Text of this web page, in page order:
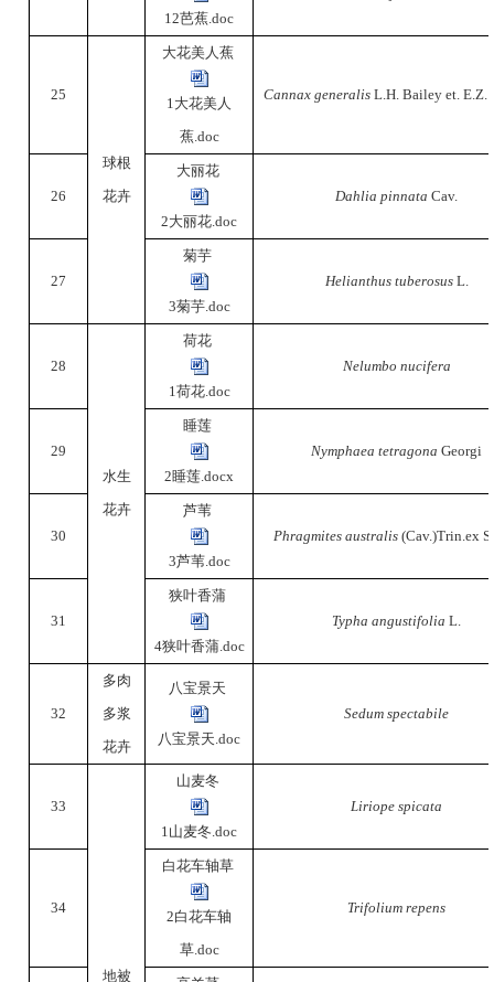
12芭蕉.doc
25
球根
花卉
大花美人蕉
1大花美人
蕉.doc
Cannax generalis L.H. Bailey et. E.Z.
26
大丽花
2大丽花.doc
Dahlia pinnata Cav.
27
菊芋
3菊芋.doc
Helianthus tuberosusL.
28
水生
花卉
荷花
1荷花.doc
Nelumbo nucifera
29
睡莲
2睡莲.docx
Nymphaea tetragona Georgi
30
芦苇
3芦苇.doc
Phragmites australis (Cav.)Trin.ex
31
狭叶香蒲
4狭叶香蒲.doc
Typha angustifolia L.
32
多肉
多浆
花卉
八宝景天
八宝景天.doc
Sedum spectabile
33
地被
山麦冬
1山麦冬.doc
Liriope spicata
34
白花车轴草
2白花车轴
草.doc
Trifolium repens